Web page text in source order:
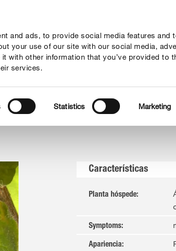
and ads, to provide social media features and
your use of our site with our social media,
with other information that you’ve provided to
services.
Statistics Marketing
Serviço Quem somos
Características
Planta hóspede:
Symptoms:
Apariencia: